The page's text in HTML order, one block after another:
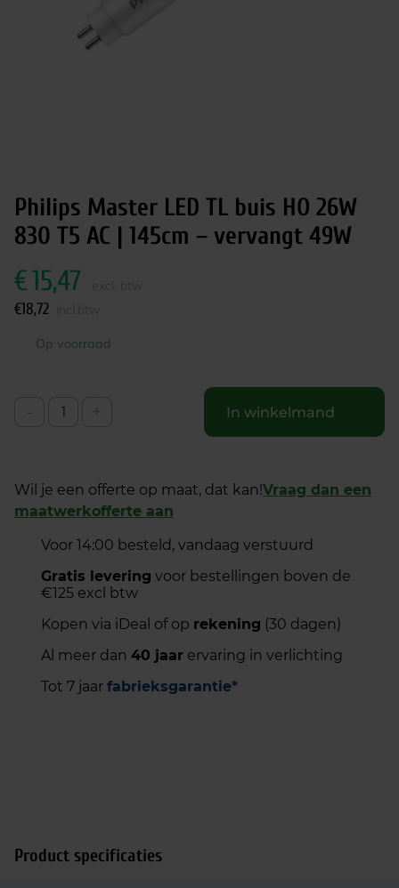
Philips Master LED TL buis HO 26W
830 T5 AC | 145cm – vervangt 49W
€15,47
€18,72
Op voorraad
In winkelmand
Wil je een offerte op maat, dat kan!Vraag dan een
maatwerkofferte aan
Voor 14:00 besteld, vandaag verstuurd
Gratis levering voor bestellingen boven de
€125 excl btw
Kopen via iDeal of op rekening (30 dagen)
Al meer dan 40 jaar ervaring in verlichting
Tot 7 jaar fabrieksgarantie*
Product specificaties